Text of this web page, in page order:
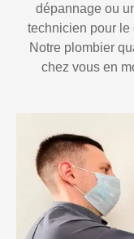
dépannage ou
technicien pour
Notre plombier
chez vous en